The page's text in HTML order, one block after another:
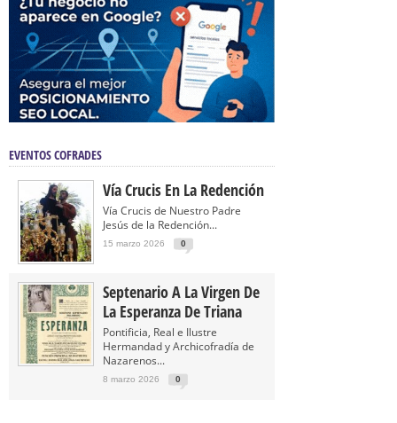
EVENTOS COFRADES
Vía Crucis En La Redención
Vía Crucis de Nuestro Padre
Jesús de la Redención...
15 marzo 2026 0
Septenario A La Virgen De
La Esperanza De Triana
Pontificia, Real e Ilustre
Hermandad y Archicofradía de
Nazarenos...
8 marzo 2026 0